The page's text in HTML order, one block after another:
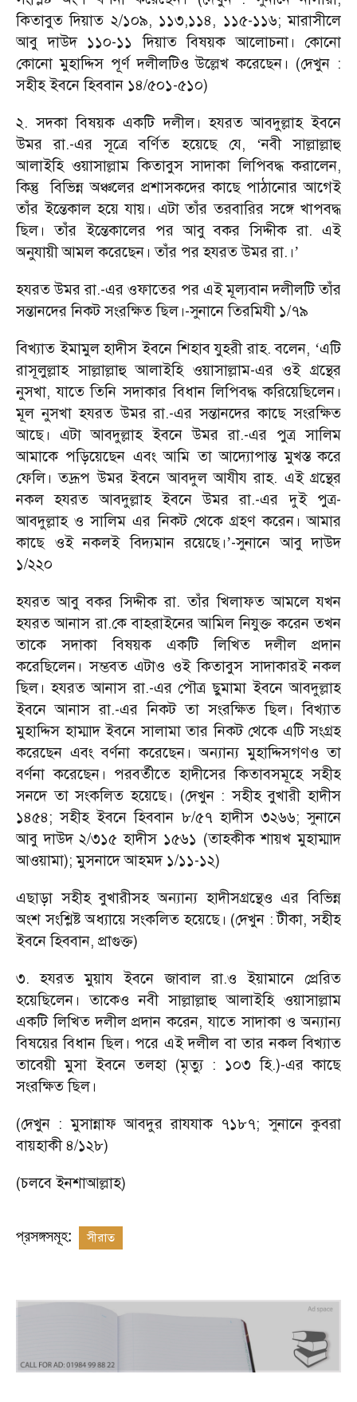
কিতাবুত দিয়াত ২/১০৯, ১১৩,১১৪, ১১৫-১১৬; মারাসীলে
আবু দাউদ ১১০-১১ দিয়াত বিষয়ক আলোচনা। কোনো
কোনো মুহাদ্দিস পূর্ণ দলীলটিও উল্লেখ করেছেন। (দেখুন :
সহীহ ইবনে হিববান ১৪/৫০১-৫১০)
২. সদকা বিষয়ক একটি দলীল। হযরত আবদুল্লাহ ইবনে
উমর রা.-এর সূত্রে বর্ণিত হয়েছে যে,
‘নবী সাল্লাল্লাহু
আলাইহি ওয়াসাল্লাম কিতাবুস সাদাকা লিপিবদ্ধ করালেন,
কিন্তু বিভিন্ন অঞ্চলের প্রশাসকদের কাছে পাঠানোর আগেই
তাঁর ইন্তেকাল হয়ে যায়। এটা তাঁর তরবারির সঙ্গে খাপবদ্ধ
ছিল। তাঁর ইন্তেকালের পর আবু বকর সিদ্দীক রা. এই
অনুযায়ী আমল করেছেন। তাঁর পর হযরত উমর রা.।’
হযরত উমর রা.-এর ওফাতের পর এই মূল্যবান দলীলটি তাঁর
সন্তানদের নিকট সংরক্ষিত ছিল।-সুনানে তিরমিযী ১/৭৯
বিখ্যাত ইমামুল হাদীস ইবনে শিহাব যুহরী রাহ. বলেন, ‘এটি
রাসূলুল্লাহ সাল্লাল্লাহু আলাইহি ওয়াসাল্লাম-এর ওই গ্রন্থের
নুসখা, যাতে তিনি সদাকার বিধান লিপিবদ্ধ করিয়েছিলেন।
মূল নুসখা হযরত উমর রা.-এর সন্তানদের কাছে সংরক্ষিত
আছে। এটা আবদুল্লাহ ইবনে উমর রা.-এর পুত্র সালিম
আমাকে পড়িয়েছেন এবং আমি তা আদ্যোপান্ত মুখস্ত করে
ফেলি। তদ্রূপ উমর ইবনে আবদুল আযীয রাহ. এই গ্রন্থের
নকল হযরত আবদুল্লাহ ইবনে উমর রা.-এর দুই পুত্র-
আবদুল্লাহ ও সালিম এর নিকট থেকে গ্রহণ করেন। আমার
কাছে ওই নকলই বিদ্যমান রয়েছে।’-সুনানে আবু দাউদ
১/২২০
হযরত আবু বকর সিদ্দীক রা. তাঁর খিলাফত আমলে যখন
হযরত আনাস রা.কে বাহরাইনের আমিল নিযুক্ত করেন তখন
তাকে সদাকা বিষয়ক একটি লিখিত দলীল প্রদান
করেছিলেন। সম্ভবত এটাও ওই কিতাবুস সাদাকারই নকল
ছিল। হযরত আনাস রা.-এর পৌত্র ছুমামা ইবনে আবদুল্লাহ
ইবনে আনাস রা.-এর নিকট তা সংরক্ষিত ছিল। বিখ্যাত
মুহাদ্দিস হাম্মাদ ইবনে সালামা তার নিকট থেকে এটি সংগ্রহ
করেছেন এবং বর্ণনা করেছেন। অন্যান্য মুহাদ্দিসগণও তা
বর্ণনা করেছেন। পরবর্তীতে হাদীসের কিতাবসমূহে সহীহ
সনদে তা সংকলিত হয়েছে। (দেখুন : সহীহ বুখারী হাদীস
১৪৫৪; সহীহ ইবনে হিববান ৮/৫৭ হাদীস ৩২৬৬; সুনানে
আবু দাউদ ২/৩১৫ হাদীস ১৫৬১ (তাহকীক শায়খ মুহাম্মাদ
আওয়ামা); মুসনাদে আহমদ ১/১১-১২)
এছাড়া সহীহ বুখারীসহ অন্যান্য হাদীসগ্রন্থেও এর বিভিন্ন
অংশ সংশ্লিষ্ট অধ্যায়ে সংকলিত হয়েছে। (দেখুন : টীকা, সহীহ
ইবনে হিববান, প্রাগুক্ত)
৩. হযরত মুয়ায ইবনে জাবাল রা.ও ইয়ামানে প্রেরিত
হয়েছিলেন। তাকেও নবী সাল্লাল্লাহু আলাইহি ওয়াসাল্লাম
একটি লিখিত দলীল প্রদান করেন, যাতে সাদাকা ও অন্যান্য
বিষয়ের বিধান ছিল। পরে এই দলীল বা তার নকল বিখ্যাত
তাবেয়ী মুসা ইবনে তলহা (মৃত্যু : ১০৩ হি.)-এর কাছে
সংরক্ষিত ছিল।
(দেখুন : মুসান্নাফ আবদুর রাযযাক ৭১৮৭; সুনানে কুবরা
বায়হাকী ৪/১২৮)
(চলবে ইনশাআল্লাহ)
প্রসঙ্গসমূহ: সীরাত